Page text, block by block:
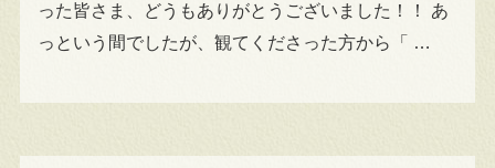
った皆さま、どうもありがとうございました！！ あ
っという間でしたが、観てくださった方から「 …